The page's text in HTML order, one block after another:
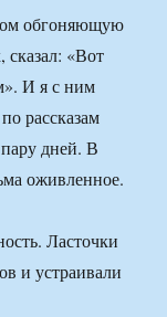
обгоняющую
сказал: «Вот
И я с ним
рассказам
дней. В
оживленное.
Ласточки
и устраивали